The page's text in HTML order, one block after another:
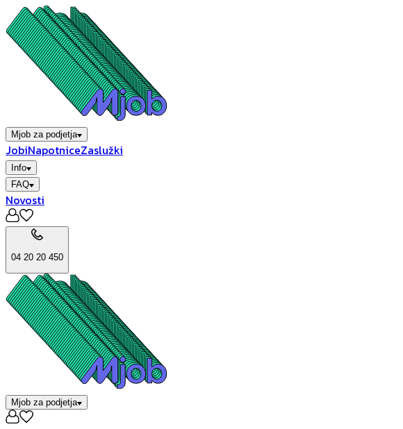
Mjob za podjetja
JobiNapotniceZaslužki
Info
FAQ
Novosti
04 20 20 450
Mjob za podjetja